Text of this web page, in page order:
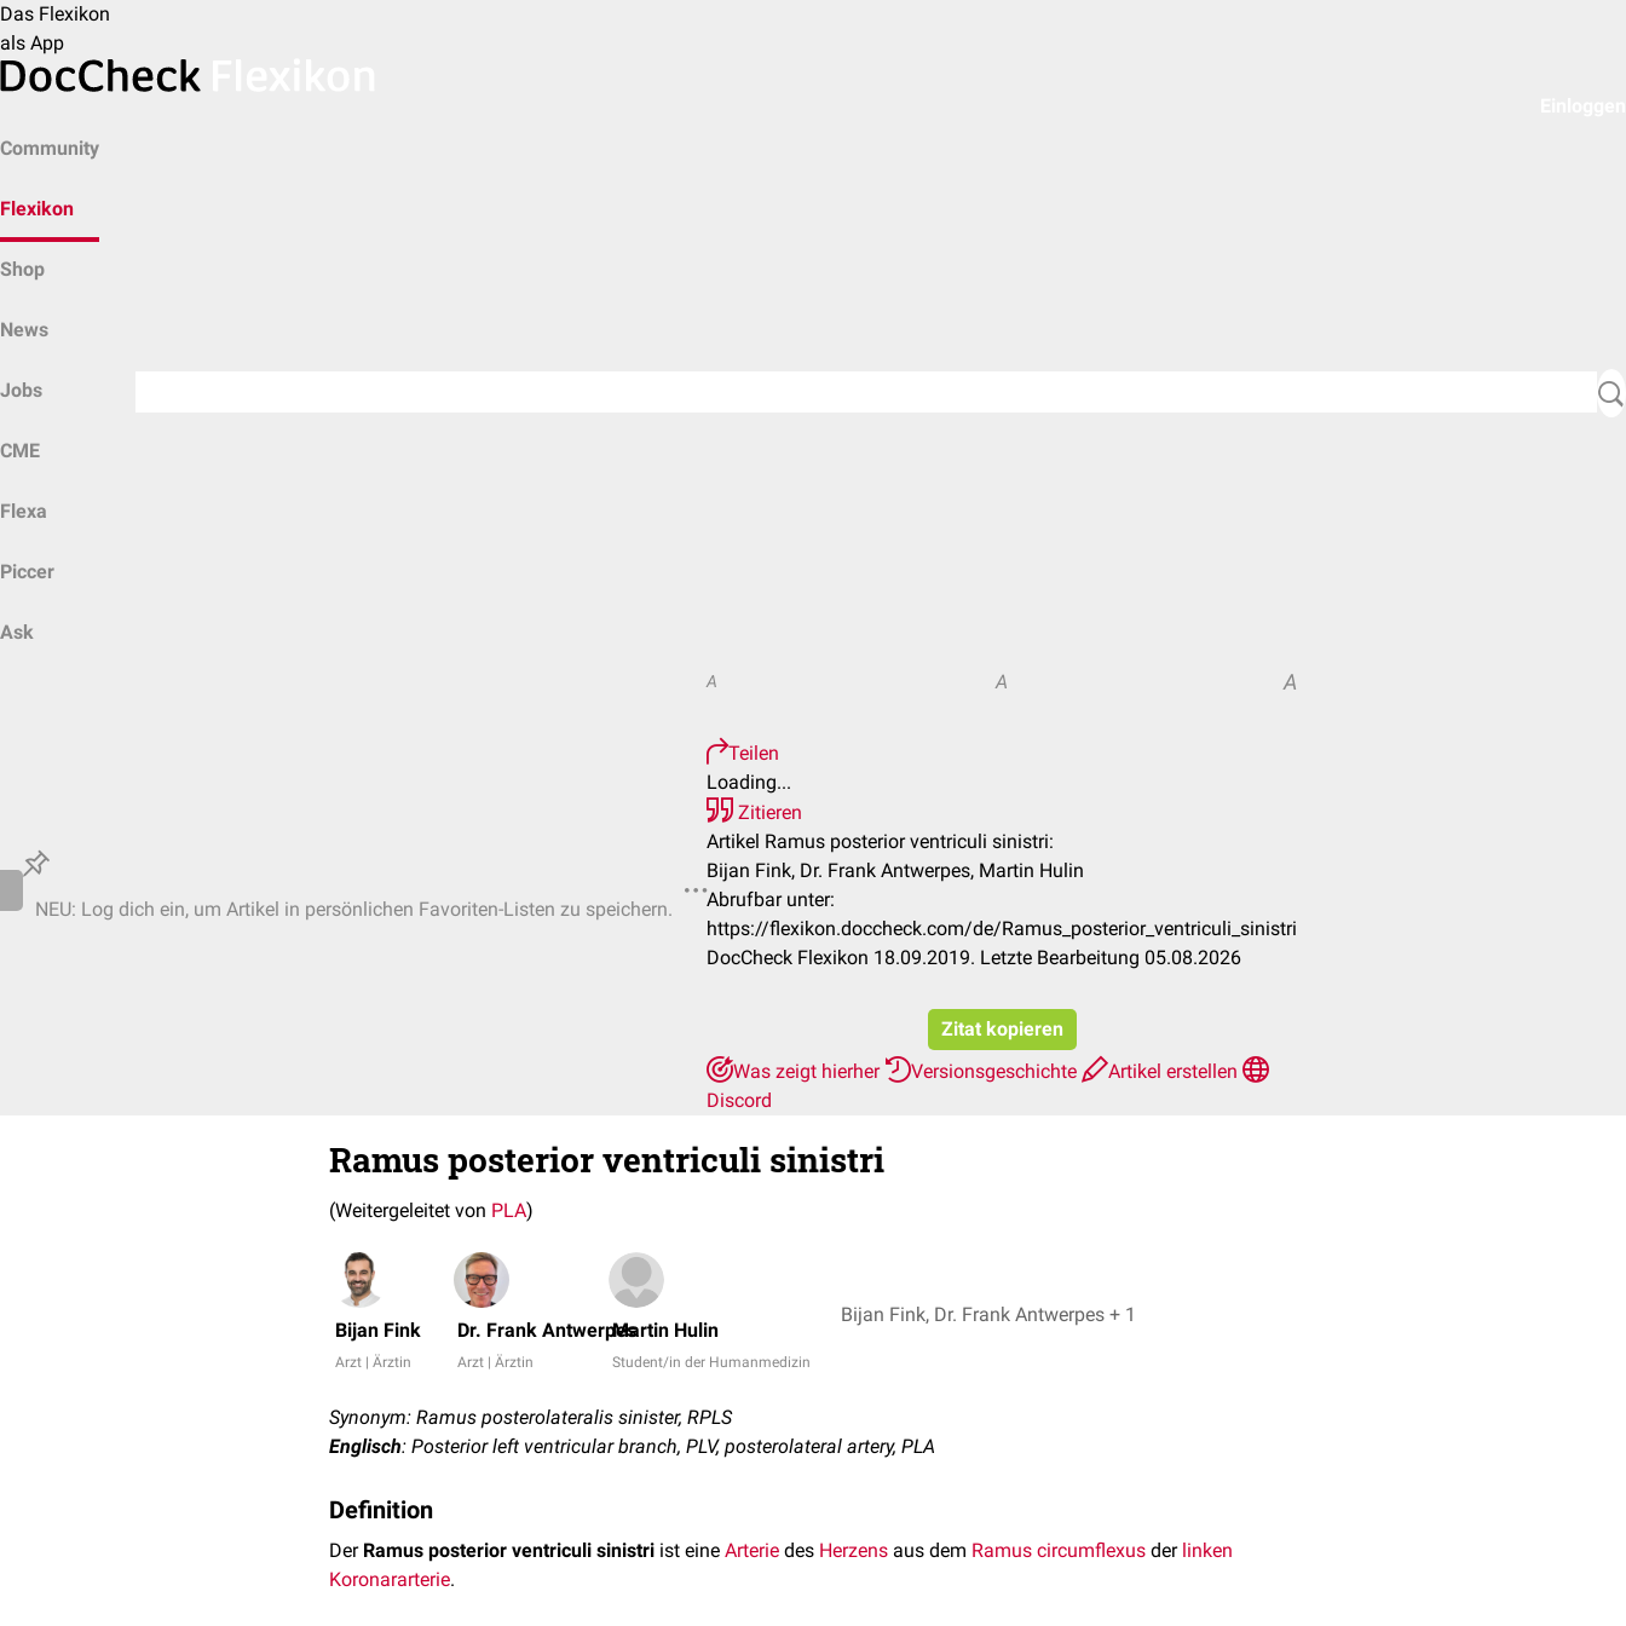
Das Flexikon
als App
Community
Flexikon
Shop
News
Jobs
CME
Flexa
Piccer
Ask
NEU: Log dich ein, um Artikel in persönlichen Favoriten-Listen zu speichern.
A A A
Teilen
Loading...
Zitieren
Artikel Ramus posterior ventriculi sinistri:
Bijan Fink, Dr. Frank Antwerpes, Martin Hulin
Abrufbar unter:
https://flexikon.doccheck.com/de/Ramus_posterior_ventriculi_sinistri
DocCheck Flexikon 18.09.2019. Letzte Bearbeitung 05.08.2026
Zitat kopieren
Was zeigt hierher
Versionsgeschichte
Artikel erstellen
Discord
Ramus posterior ventriculi sinistri
(Weitergeleitet von PLA)
Bijan Fink
Arzt | Ärztin
Dr. Frank Antwerpes
Arzt | Ärztin
Martin Hulin
Student/in der Humanmedizin
Bijan Fink, Dr. Frank Antwerpes + 1
Synonym: Ramus posterolateralis sinister, RPLS
Englisch: Posterior left ventricular branch, PLV, posterolateral artery, PLA
Definition
Der Ramus posterior ventriculi sinistri ist eine Arterie des Herzens aus dem Ramus circumflexus der linken
Koronararterie.